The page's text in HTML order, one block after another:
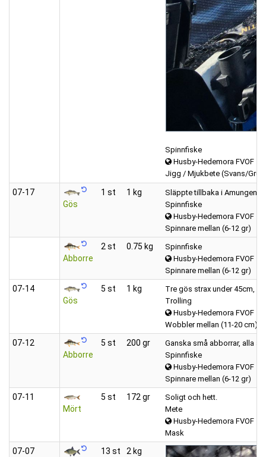
Spinnfiske
Husby-Hedemora FVOF
Jigg / Mjukbete (Svans/
07‑17
Gös
1 st 1 kg
Släppte tillbaka i Amungen.
Spinnfiske
Husby-Hedemora FVOF
Spinnare mellan (6-12 gr)
Abborre
2 st 0.75 kg
Spinnfiske
Husby-Hedemora FVOF
Spinnare mellan (6-12 gr)
07‑14
Gös
5 st 1 kg
Tre gös strax under 45cm,
Trolling
Husby-Hedemora FVOF
Wobbler mellan (11-20 cm)
07‑12
Abborre
5 st 200 gr
Ganska små abborrar, alla
Spinnfiske
Husby-Hedemora FVOF
Spinnare mellan (6-12 gr)
07‑11
Mört
5 st 172 gr
Soligt och hett.
Mete
Husby-Hedemora FVOF
Mask
07‑07
13 st 2 kg